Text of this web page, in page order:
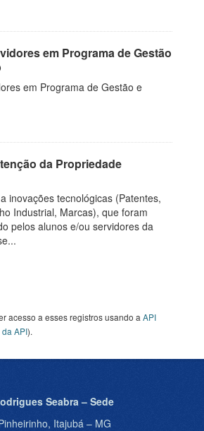
em Programa de Gestão
em Programa de Gestão e
da Propriedade
inovações tecnológicas (Patentes,
Industrial, Marcas), que foram
pelos alunos e/ou servidores da
acesso a esses registros usando a API
API).
Seabra – Sede
Itajubá – MG